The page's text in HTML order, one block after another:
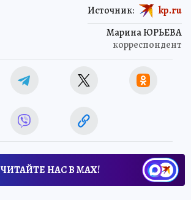
Марина ЮРЬЕВА
корреспондент
Источник: kp.ru
ЧИТАЙТЕ НАС В МАХ!